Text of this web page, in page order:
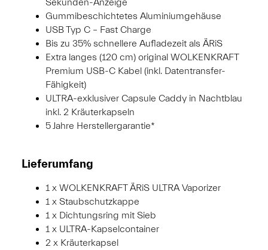
Sekunden-Anzeige
Gummibeschichtetes Aluminiumgehäuse
USB Typ C – Fast Charge
Bis zu 35% schnellere Aufladezeit als ÄRiS
Extra langes (120 cm) original WOLKENKRAFT
Premium USB-C Kabel (inkl. Datentransfer-
Fähigkeit)
ULTRA-exklusiver Capsule Caddy in Nachtblau
inkl. 2 Kräuterkapseln
5 Jahre Herstellergarantie*
Lieferumfang
1 x WOLKENKRAFT ÄRiS ULTRA Vaporizer
1 x Staubschutzkappe
1 x Dichtungsring mit Sieb
1 x ULTRA-Kapselcontainer
2 x Kräuterkapsel